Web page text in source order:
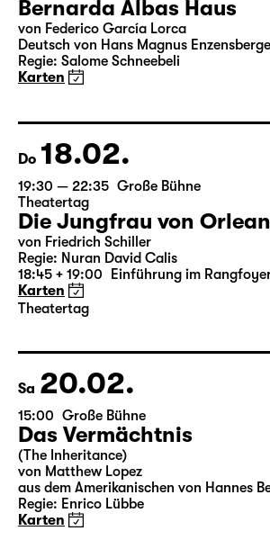
So 07.02.
18:00 Große Bühne
Bernarda Albas Haus
Regie: Salome Schneebeli
Karten
Do 18.02.
19:30 — 22:35 Große Bühne
Theatertag
Die Jungfrau von Orleans
von Friedrich Schiller
Karten
Theatertag
Sa 20.02.
15:00 Große Bühne
Das Vermächtnis
(The Inheritance)